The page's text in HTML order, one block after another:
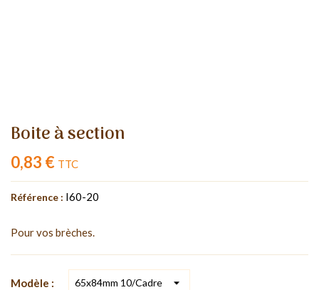
Boite à section
0,83 € TTC
Référence : I60-20
Pour vos brèches.
Modèle :